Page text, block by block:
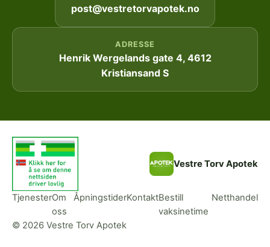
post@vestretorvapotek.no
ADRESSE
Henrik Wergelands gate 4, 4612
Kristiansand S
Vestre Torv Apotek
TjenesterOm
oss
ÅpningstiderKontaktBestill
vaksinetime
Netthandel
© 2026 Vestre Torv Apotek